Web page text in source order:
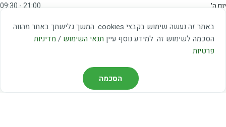
באתר זה נעשה שימוש בקבצי cookies. המשך גלישתך באתר מהווה
הסכמה לשימוש זה. למידע נוסף עיין תנאי השימוש / מדיניות
פרטיות
הסכמה
יום ה׳
09:30 - 21:00
09:00 - 15:00
שבת
20:00 - 23:00